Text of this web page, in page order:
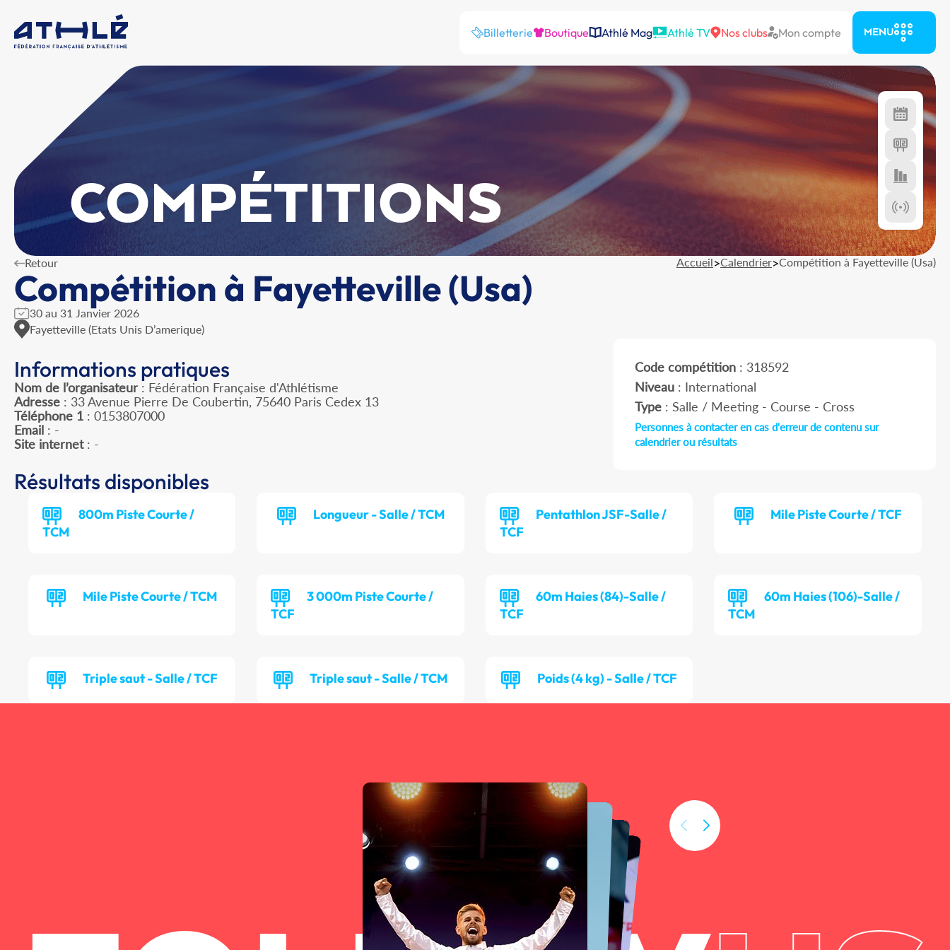
Billetterie Boutique Athlé Mag Athlé TV Nos clubs Mon compte MENU
COMPÉTITIONS
Retour Accueil>Calendrier>Compétition à Fayetteville (Usa)
Compétition à Fayetteville (Usa)
30 au 31 Janvier 2026
Fayetteville (Etats Unis D’amerique)
Informations pratiques
Nom de l’organisateur : Fédération Française d'Athlétisme
Adresse : 33 Avenue Pierre De Coubertin, 75640 Paris Cedex 13
Téléphone 1 : 0153807000
Email : -
Site internet: -
Code compétition: 318592
Niveau: International
Type: Salle / Meeting - Course - Cross
Personnes à contacter en cas d'erreur de contenu sur
calendrier ou résultats
Résultats disponibles
800m Piste Courte /
TCM
Longueur - Salle / TCM
Pentathlon JSF-Salle /
TCF
Mile Piste Courte / TCF
Mile Piste Courte / TCM
3 000m Piste Courte /
TCF
60m Haies (84)-Salle /
TCF
60m Haies (106)-Salle /
TCM
Triple saut - Salle / TCF Triple saut - Salle / TCM Poids (4 kg) - Salle / TCF